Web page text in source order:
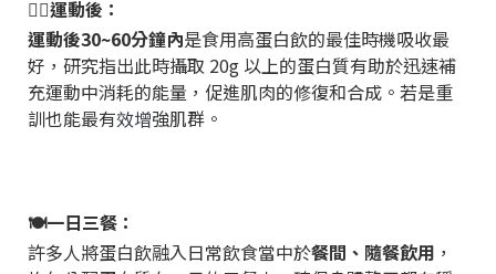
🏋️‍♀️運動後：
運動後30~60分鐘內是食用高蛋白飲的最佳時機吸收最
好，研究指出此時攝取 20g 以上的蛋白質有助於迅速補
充運動中消耗的能量，促進肌肉的修復和合成。若是重
訓也能最有效增強肌群。
🍽️一日三餐：
許多人將蛋白飲融入日常飲食當中於餐間、隨餐飲用 ，